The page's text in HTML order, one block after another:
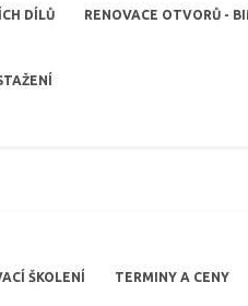
DÍLŮ RENOVACE OTVORŮ -
ŠKOLENÍ TERMINY A CENY